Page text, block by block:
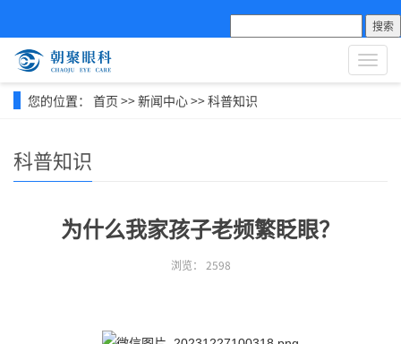
搜索
导
航
您的位置： 首页 >>新闻中心>>科普知识
科普知识
为什么我家孩子老频繁眨眼？
浏览： 2598